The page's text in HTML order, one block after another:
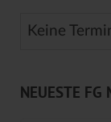
Keine
NEUESTE FG